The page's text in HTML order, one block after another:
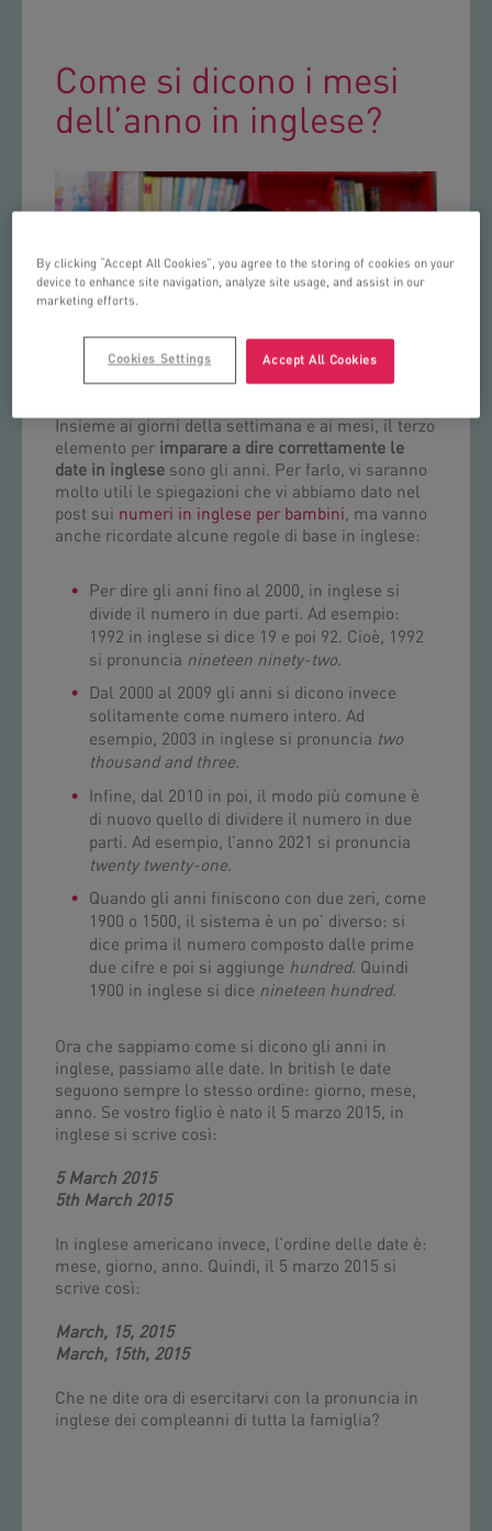
Come si dicono i mesi
dell’anno in inglese?
Insieme ai giorni della settimana e ai mesi, il terzo
elemento per imparare a dire correttamente le
date in inglese sono gli anni. Per farlo, vi saranno
molto utili le spiegazioni che vi abbiamo dato nel
post sui numeri in inglese per bambini, ma vanno
anche ricordate alcune regole di base in inglese:
Per dire gli anni fino al 2000, in inglese si
divide il numero in due parti. Ad esempio:
1992 in inglese si dice 19 e poi 92. Cioè, 1992
si pronuncia nineteen ninety-two.
Dal 2000 al 2009 gli anni si dicono invece
solitamente come numero intero. Ad
esempio, 2003 in inglese si pronuncia two
thousand and three.
Infine, dal 2010 in poi, il modo più comune è
di nuovo quello di dividere il numero in due
parti. Ad esempio, l’anno 2021 si pronuncia
twenty twenty-one.
Quando gli anni finiscono con due zeri, come
1900 o 1500, il sistema è un po’ diverso: si
dice prima il numero composto dalle prime
due cifre e poi si aggiunge hundred. Quindi
1900 in inglese si dice nineteen hundred.
Ora che sappiamo come si dicono gli anni in
inglese, passiamo alle date. In british le date
seguono sempre lo stesso ordine: giorno, mese,
anno. Se vostro figlio è nato il 5 marzo 2015, in
inglese si scrive così:
5 March 2015
5th March 2015
In inglese americano invece, l’ordine delle date è:
mese, giorno, anno. Quindi, il 5 marzo 2015 si
scrive così:
March, 15, 2015
March, 15th, 2015
Che ne dite ora di esercitarvi con la pronuncia in
inglese dei compleanni di tutta la famiglia?
By clicking “Accept All Cookies”, you agree to the storing of cookies on your
device to enhance site navigation, analyze site usage, and assist in our
marketing efforts.
Accept All Cookies
Cookies Settings